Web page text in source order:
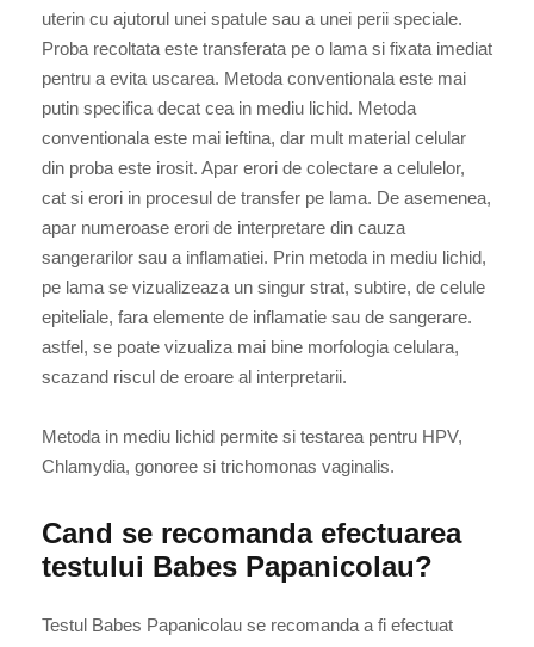
uterin cu ajutorul unei spatule sau a unei perii speciale.
Proba recoltata este transferata pe o lama si fixata imediat
pentru a evita uscarea. Metoda conventionala este mai
putin specifica decat cea in mediu lichid. Metoda
conventionala este mai ieftina, dar mult material celular
din proba este irosit. Apar erori de colectare a celulelor,
cat si erori in procesul de transfer pe lama. De asemenea,
apar numeroase erori de interpretare din cauza
sangerarilor sau a inflamatiei. Prin metoda in mediu lichid,
pe lama se vizualizeaza un singur strat, subtire, de celule
epiteliale, fara elemente de inflamatie sau de sangerare.
astfel, se poate vizualiza mai bine morfologia celulara,
scazand riscul de eroare al interpretarii.
Metoda in mediu lichid permite si testarea pentru HPV,
Chlamydia, gonoree si trichomonas vaginalis.
Cand se recomanda efectuarea
testului Babes Papanicolau?
Testul Babes Papanicolau se recomanda a fi efectuat